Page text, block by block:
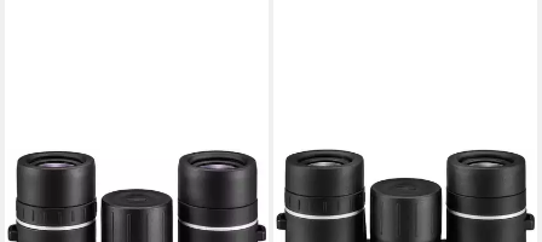
ESCHENBACH OPTIK
adventure 8 x 26 Fernglas
(Kompakt, leicht & robust mit
ESCHENBACH OPTIK
adventure 10 x 26 Fernglas
(Kompakt, leicht & robust mit